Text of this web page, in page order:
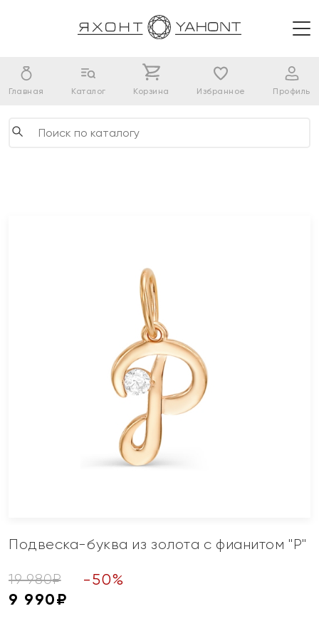
Главная Каталог Корзина Избранное Профиль
Подвеска-буква из золота с фианитом "Р"
19 980₽ -50%
9 990₽